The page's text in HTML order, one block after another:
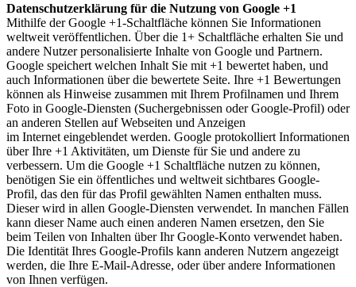
Datenschutzerklärung für die Nutzung von Google +1
Mithilfe der Google +1-Schaltfläche können Sie Informationen
weltweit veröffentlichen. Über die 1+ Schaltfläche erhalten Sie und
andere Nutzer personalisierte Inhalte von Google und Partnern.
Google speichert welchen Inhalt Sie mit +1 bewertet haben, und
auch Informationen über die bewertete Seite. Ihre +1 Bewertungen
können als Hinweise zusammen mit Ihrem Profilnamen und Ihrem
Foto in Google-Diensten (Suchergebnissen oder Google-Profil) oder
an anderen Stellen auf Webseiten und Anzeigen
im Internet eingeblendet werden. Google protokolliert Informationen
über Ihre +1 Aktivitäten, um Dienste für Sie und andere zu
verbessern. Um die Google +1 Schaltfläche nutzen zu können,
benötigen Sie ein öffentliches und weltweit sichtbares Google-
Profil, das den für das Profil gewählten Namen enthalten muss.
Dieser wird in allen Google-Diensten verwendet. In manchen Fällen
kann dieser Name auch einen anderen Namen ersetzen, den Sie
beim Teilen von Inhalten über Ihr Google-Konto verwendet haben.
Die Identität Ihres Google-Profils kann anderen Nutzern angezeigt
werden, die Ihre E-Mail-Adresse, oder über andere Informationen
von Ihnen verfügen.